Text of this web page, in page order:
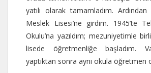
yatılı olarak tamamladım. Ardından
Meslek Lisesi’ne girdim. 1945’te
Okulu’na yazıldım; mezuniyetimle
lisede öğretmenliğe başladım.
yaptıktan sonra aynı okula öğretmen